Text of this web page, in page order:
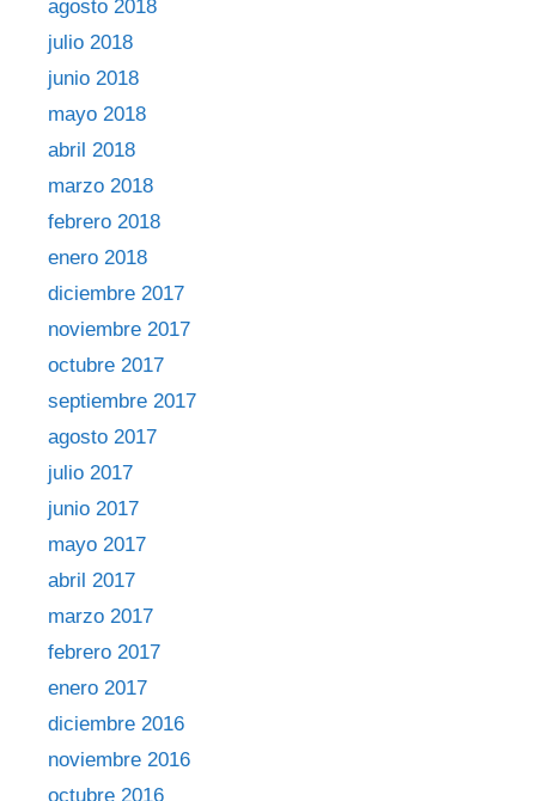
agosto 2018
julio 2018
junio 2018
mayo 2018
abril 2018
marzo 2018
febrero 2018
enero 2018
diciembre 2017
noviembre 2017
octubre 2017
septiembre 2017
agosto 2017
julio 2017
junio 2017
mayo 2017
abril 2017
marzo 2017
febrero 2017
enero 2017
diciembre 2016
noviembre 2016
octubre 2016